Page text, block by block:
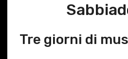
Tre giorni di